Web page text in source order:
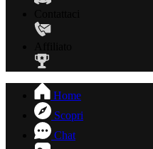
Home
Scopri
Chat